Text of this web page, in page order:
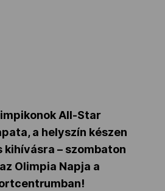
All-Star
a helyszín készen
kihívásra – szombaton
Olimpia Napja a